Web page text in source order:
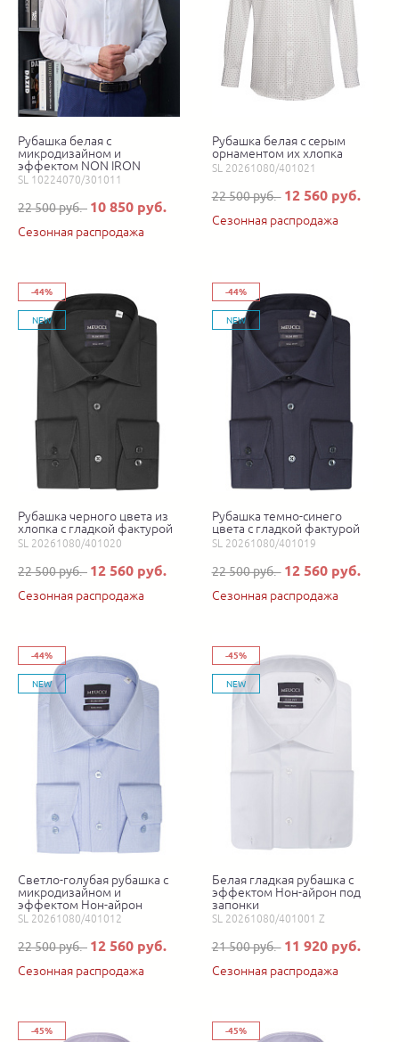
Рубашка белая с
микродизайном и
эффектом NON IRON
SL 10224070/301011
22 500 руб. 10 850 руб.
Сезонная распродажа
Рубашка белая с серым
орнаментом их хлопка
SL 20261080/401021
22 500 руб. 12 560 руб.
Сезонная распродажа
-44%
NEW
Рубашка черного цвета из
хлопка с гладкой фактурой
SL 20261080/401020
22 500 руб. 12 560 руб.
Сезонная распродажа
-44%
NEW
Рубашка темно-синего
цвета с гладкой фактурой
SL 20261080/401019
22 500 руб. 12 560 руб.
Сезонная распродажа
-44%
NEW
Светло-голубая рубашка с
микродизайном и
эффектом Нон-айрон
SL 20261080/401012
22 500 руб. 12 560 руб.
Сезонная распродажа
-45%
NEW
Белая гладкая рубашка с
эффектом Нон-айрон под
запонки
SL 20261080/401001 Z
21 500 руб. 11 920 руб.
Сезонная распродажа
-45% -45%